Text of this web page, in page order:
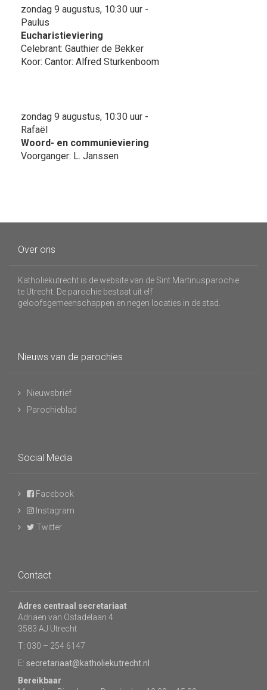
zondag 9 augustus, 10:30 uur -
Paulus
Eucharistieviering
Celebrant: Gauthier de Bekker
Koor: Cantor: Alfred Sturkenboom
zondag 9 augustus, 10:30 uur -
Rafaël
Woord- en communieviering
Voorganger: L. Janssen
Over ons
Katholiekutrecht is de website van de Sint Martinusparochie
te Utrecht. De parochie bestaat uit elf
geloofsgemeenschappen en negen locaties in de stad.
Nieuws van de parochies
Nieuwsbrief
Parochieblad
Social Media
Facebook
Instagram
Twitter
Contact
Adres centraal secretariaat
Adriaen van Ostadelaan 4
3583 AJ Utrecht
T: 030 – 254 6147
E: secretariaat@katholiekutrecht.nl
Bereikbaar